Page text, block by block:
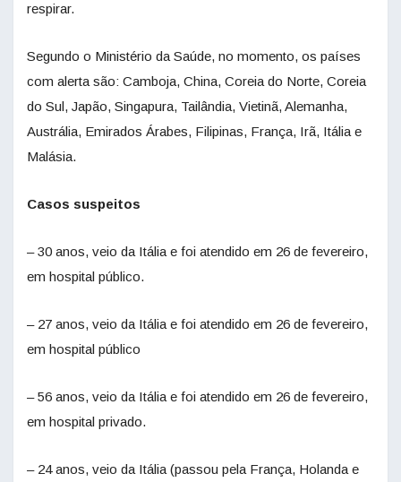
respirar.
Segundo o Ministério da Saúde, no momento, os países
com alerta são: Camboja, China, Coreia do Norte, Coreia
do Sul, Japão, Singapura, Tailândia, Vietinã, Alemanha,
Austrália, Emirados Árabes, Filipinas, França, Irã, Itália e
Malásia.
Casos suspeitos
– 30 anos, veio da Itália e foi atendido em 26 de fevereiro,
em hospital público.
– 27 anos, veio da Itália e foi atendido em 26 de fevereiro,
em hospital público
– 56 anos, veio da Itália e foi atendido em 26 de fevereiro,
em hospital privado.
– 24 anos, veio da Itália (passou pela França, Holanda e